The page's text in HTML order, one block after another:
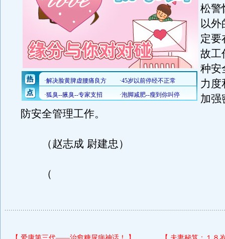
松警
以
定要
故工
种安
力度
加强
防安全管理工作。
（赵志成 尉建忠）
（